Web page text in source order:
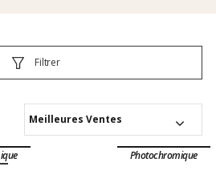
Filtrer
Meilleures Ventes
Photochromique